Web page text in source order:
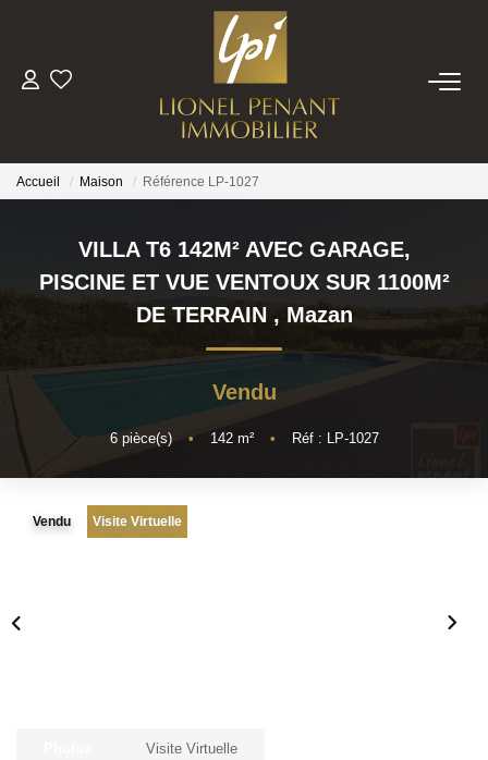
VENTES
PRESTIGE
BIENS VENDUS
ESTIMATION
NOTRE EQUIPE
CONTACT
Accueil Maison Référence LP-1027
VILLA T6 142M² AVEC GARAGE,
PISCINE ET VUE VENTOUX SUR 1100M²
DE TERRAIN , Mazan
Vendu
6pièce(s) • 142m² • Réf : LP-1027
Vendu Visite Virtuelle
Visite Virtuelle